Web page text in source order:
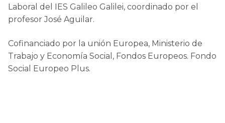
Laboral del IES Galileo Galilei, coordinado por el
profesor José Aguilar.
Cofinanciado por la unión Europea, Ministerio de
Trabajo y Economía Social, Fondos Europeos. Fondo
Social Europeo Plus.